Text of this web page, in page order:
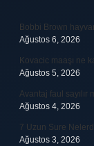
Bobbi Brown
Ağustos 6, 2026
Kovacic maaşı ne
Ağustos 5, 2026
Avantaj faul sayılır
Ağustos 4, 2026
7 Uzun Sure
Ağustos 3, 2026